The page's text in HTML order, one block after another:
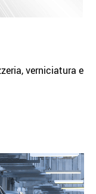
verniciatura e